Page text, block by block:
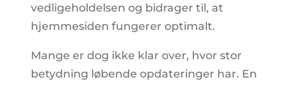
vedligeholdelsen og bidrager til, at
hjemmesiden fungerer optimalt.
Mange er dog ikke klar over, hvor stor
betydning løbende opdateringer har. En